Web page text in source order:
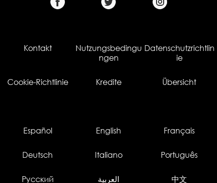
Kontakt
Nutzungsbedingu
ngen
Datenschutzrichtlin
ie
Cookie-Richtlinie Kredite Übersicht
Español English Français
Deutsch Italiano Português
Русский العربية 中文